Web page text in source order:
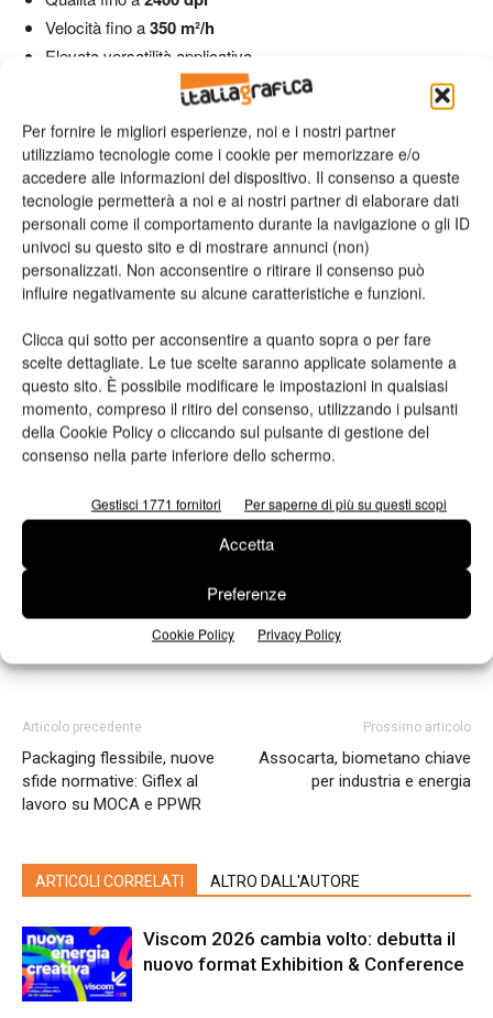
Per fornire le migliori esperienze, noi e i nostri partner
utilizziamo tecnologie come i cookie per memorizzare e/o
accedere alle informazioni del dispositivo. Il consenso a queste
tecnologie permetterà a noi e ai nostri partner di elaborare dati
personali come il comportamento durante la navigazione o gli ID
univoci su questo sito e di mostrare annunci (non)
personalizzati. Non acconsentire o ritirare il consenso può
influire negativamente su alcune caratteristiche e funzioni.
Clicca qui sotto per acconsentire a quanto sopra o per fare
scelte dettagliate. Le tue scelte saranno applicate solamente a
questo sito. È possibile modificare le impostazioni in qualsiasi
momento, compreso il ritiro del consenso, utilizzando i pulsanti
della Cookie Policy o cliccando sul pulsante di gestione del
consenso nella parte inferiore dello schermo.
Gestisci 1771 fornitori Per saperne di più su questi scopi
Accetta
Preferenze
Cookie Policy Privacy Policy
Velocità fino a350 m²/h
Elevata versatilità applicativa
Queste caratteristiche le rendono particolarmente adatte per
aziende che puntano su produttività e qualità elevata.
Il nuovo quadro normativo rende il 2026 un anno
particolarmente favorevole per gli investimenti industriali.
L’iperammortamento al 180% consente alle imprese di:
Rafforzare la competitività
Ottimizzare i costi fiscali
Per le aziende della stampa digitale e della comunicazione
visiva, si tratta di un’occasione concreta per modernizzare la
Articolo precedente
Packaging flessibile, nuove
sfide normative: Giflex al
lavoro su MOCA e PPWR
Prossimo articolo
Assocarta, biometano chiave
per industria e energia
ARTICOLI CORRELATI ALTRO DALL'AUTORE
Viscom 2026 cambia volto: debutta il
nuovo format Exhibition & Conference